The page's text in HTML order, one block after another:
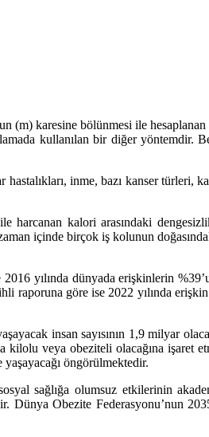
(m) karesine bölünmesi ile
kullanılan bir diğer yöntemdir.
inme, bazı kanser türleri,
kalori arasındaki
içinde birçok iş kolunun
yılında dünyada erişkinlerin
raporuna göre ise 2022 yılında
insan sayısının 1,9 milyar
kilolu veya obeziteli olacağına işaret
öngörülmektedir.
sağlığa olumsuz etkilerinin
Dünya Obezite Federasyonu’nun